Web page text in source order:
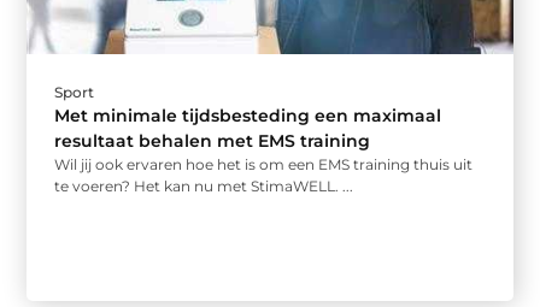
Sport
Met minimale tijdsbesteding een maximaal
resultaat behalen met EMS training
Wil jij ook ervaren hoe het is om een EMS training thuis uit
te voeren? Het kan nu met StimaWELL. ...